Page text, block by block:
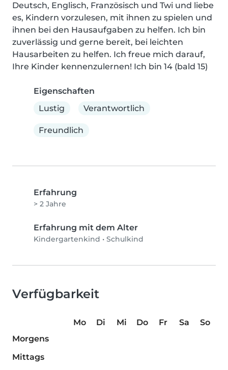
Deutsch, Englisch, Französisch und Twi und liebe
es, Kindern vorzulesen, mit ihnen zu spielen und
ihnen bei den Hausaufgaben zu helfen. Ich bin
zuverlässig und gerne bereit, bei leichten
Hausarbeiten zu helfen. Ich freue mich darauf,
Ihre Kinder kennenzulernen! Ich bin 14 (bald 15)
Eigenschaften
Lustig
Verantwortlich
Freundlich
Erfahrung
> 2 Jahre
Erfahrung mit dem Alter
Kindergartenkind • Schulkind
Verfügbarkeit
Mo Di Mi Do Fr Sa
So
Morgens
Mittags